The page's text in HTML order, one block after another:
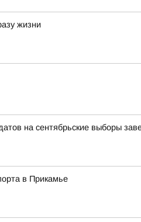
жизни
на сентябрьские выборы
в Прикамье